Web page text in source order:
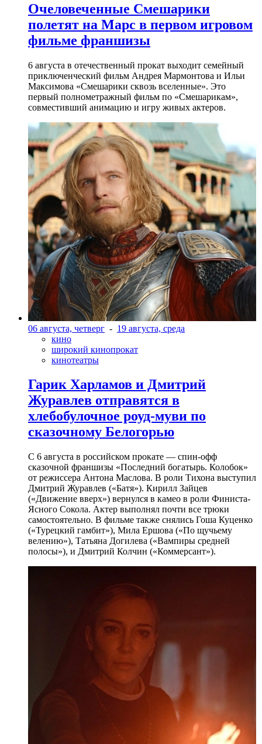
Очеловеченные Смешарики
полетят на Марс в первом игровом
фильме франшизы
6 августа в отечественный прокат выходит семейный
приключенческий фильм Андрея Мармонтова и Ильи
Максимова «Смешарики сквозь вселенные». Это
первый полнометражный фильм по «Смешарикам»,
совместивший анимацию и игру живых актеров.
06 августа, четверг - 19 августа, среда
кино
широкий кинопрокат
кинотеатры
Гарик Харламов и Дмитрий
Журавлев отправятся в
хлебобулочное роуд-муви по
сказочному Белогорью
С 6 августа в российском прокате — спин-офф
сказочной франшизы «Последний богатырь. Колобок»
от режиссера Антона Маслова. В роли Тихона выступил
Дмитрий Журавлев («Батя»). Кирилл Зайцев
(«Движение вверх») вернулся в камео в роли Финиста-
Ясного Сокола. Актер выполнял почти все трюки
самостоятельно. В фильме также снялись Гоша Куценко
(«Турецкий гамбит»), Мила Ершова («По щучьему
велению»), Татьяна Догилева («Вампиры средней
полосы»), и Дмитрий Колчин («Коммерсант»).